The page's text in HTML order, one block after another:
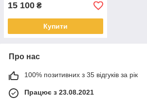
15 100 ₴
Купити
Про нас
100% позитивних з 35 відгуків за рік
Працює з 23.08.2021